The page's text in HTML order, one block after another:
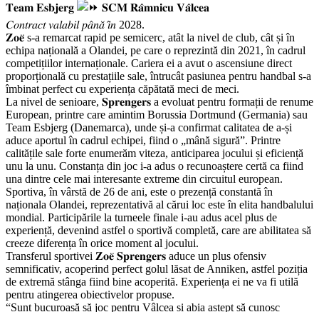
𝐓𝐞𝐚𝐦 𝐄𝐬𝐛𝐣𝐞𝐫𝐠
𝐒𝐂𝐌 𝐑𝐚̂𝐦𝐧𝐢𝐜𝐮 𝐕𝐚̂𝐥𝐜𝐞𝐚
𝐶𝑜𝑛𝑡𝑟𝑎𝑐𝑡 𝑣𝑎𝑙𝑎𝑏𝑖𝑙 𝑝𝑎̂𝑛𝑎̆ 𝑖̂𝑛 2028.
𝐙𝐨𝐞̈ s-a remarcat rapid pe semicerc, atât la nivel de club, cât și în
echipa națională a Olandei, pe care o reprezintă din 2021, în cadrul
competițiilor internaționale. Cariera ei a avut o ascensiune direct
proporțională cu prestațiile sale, întrucât pasiunea pentru handbal s-a
îmbinat perfect cu experiența căpătată meci de meci.
La nivel de senioare, 𝐒𝐩𝐫𝐞𝐧𝐠𝐞𝐫𝐬 a evoluat pentru formații de renume
European, printre care amintim Borussia Dortmund (Germania) sau
Team Esbjerg (Danemarca), unde și-a confirmat calitatea de a-și
aduce aportul în cadrul echipei, fiind o „mână sigură”. Printre
calitățile sale forte enumerăm viteza, anticiparea jocului și eficiență
unu la unu. Constanța din joc i-a adus o recunoaștere certă ca fiind
una dintre cele mai interesante extreme din circuitul european.
Sportiva, în vârstă de 26 de ani, este o prezență constantă în
naționala Olandei, reprezentativă al cărui loc este în elita handbalului
mondial. Participările la turneele finale i-au adus acel plus de
experiență, devenind astfel o sportivă completă, care are abilitatea să
creeze diferența în orice moment al jocului.
Transferul sportivei 𝐙𝐨𝐞̈ 𝐒𝐩𝐫𝐞𝐧𝐠𝐞𝐫𝐬 aduce un plus ofensiv
semnificativ, acoperind perfect golul lăsat de Anniken, astfel poziția
de extremă stânga fiind bine acoperită. Experiența ei ne va fi utilă
pentru atingerea obiectivelor propuse.
“Sunt bucuroasă să joc pentru Vâlcea și abia aștept să cunosc